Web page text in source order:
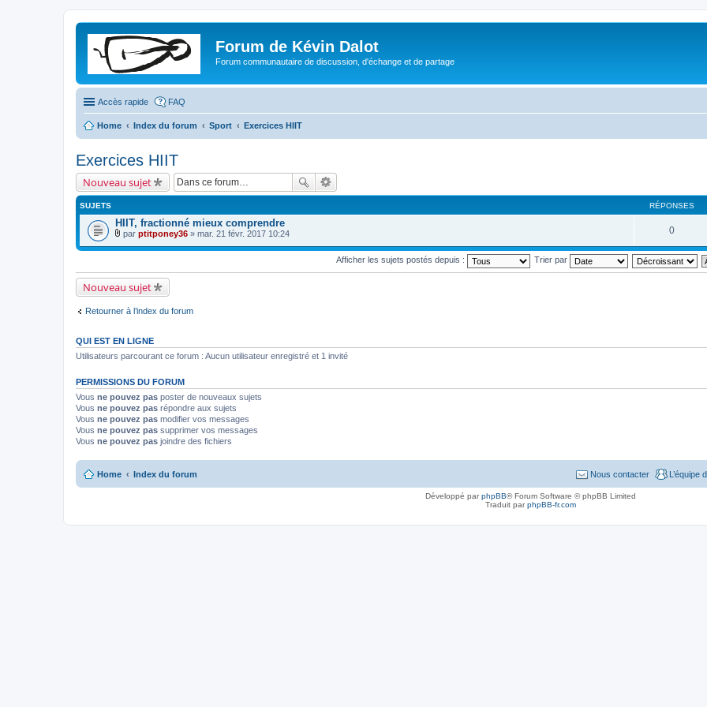
Forum de Kévin Dalot
Forum communautaire de discussion, d'échange et de partage
Accès rapide FAQ
Home Index du forum Sport Exercices HIIT
Exercices HIIT
Nouveau sujet
SUJETS RÉPONSES
HIIT, fractionné mieux comprendre
F
i
i
e
r
(
s
o
i
(
)
par ptitponey36 » mar. 21 févr. 2017 10:24 0
Afficher les sujets postés depuis : Trier par
Nouveau sujet
Retourner à l’index du forum
QUI EST EN LIGNE
Utilisateurs parcourant ce forum : Aucun utilisateur enregistré et 1 invité
PERMISSIONS DU FORUM
Vous ne pouvez pas poster de nouveaux sujets
Vous ne pouvez pas répondre aux sujets
Vous ne pouvez pas modifier vos messages
Vous ne pouvez pas supprimer vos messages
Vous ne pouvez pas joindre des fichiers
Home Index du forum L’équipe
Nous contacter
Développé parphpBB® Forum Software © phpBB Limited
Traduit parphpBB-fr.com